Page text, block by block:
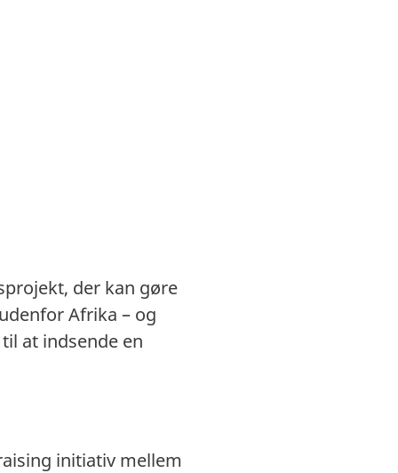
der kan gøre
Afrika – og
at indsende en
initiativ mellem